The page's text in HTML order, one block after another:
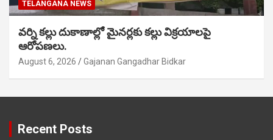
TELANGANA NEWS
వర్ని కల్లు దుకాణాల్లో మైనర్లకు కల్లు విక్రయాలపై
ఆరోపణలు.
August 6, 2026 Gajanan Gangadhar Bidkar
Recent Posts